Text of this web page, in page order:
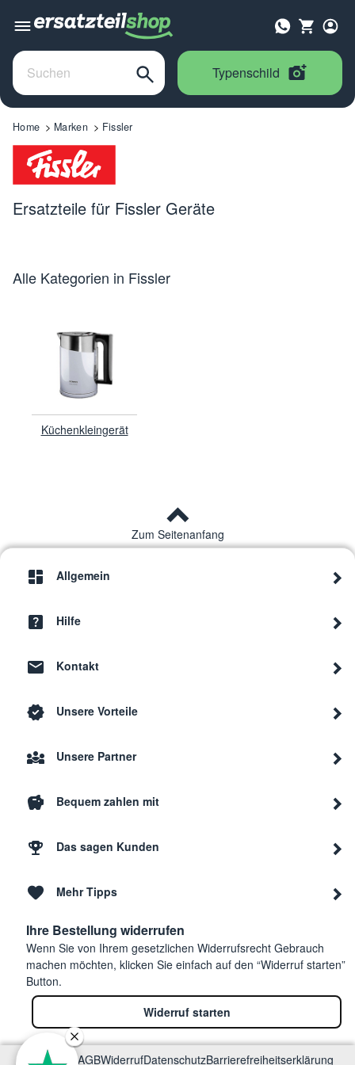
Typenschild
Home Marken Fissler
Ersatzteile für Fissler Geräte
Alle Kategorien in Fissler
Küchenkleingerät
Zum Seitenanfang
Allgemein
Hilfe
Kontakt
Unsere Vorteile
Unsere Partner
Bequem zahlen mit
Das sagen Kunden
Mehr Tipps
Ihre Bestellung widerrufen
Wenn Sie von Ihrem gesetzlichen Widerrufsrecht Gebrauch
machen möchten, klicken Sie einfach auf den “Widerruf starten”
Button.
Widerruf starten
ImpressumAGBWiderrufDatenschutzBarrierefreiheitserklärung